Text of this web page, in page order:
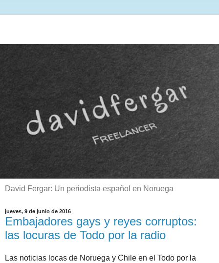
David Fergar: Un periodista español en Noruega
jueves, 9 de junio de 2016
Embajadores gays y reyes corruptos:
las locuras de Todo por la radio
Las noticias locas de Noruega y Chile en el Todo por la